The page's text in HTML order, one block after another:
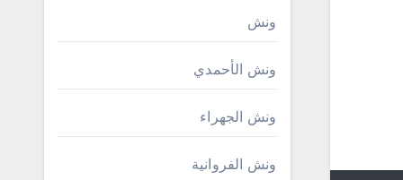
ونش
ونش الأحمدي
ونش الجهراء
ونش الفروانية